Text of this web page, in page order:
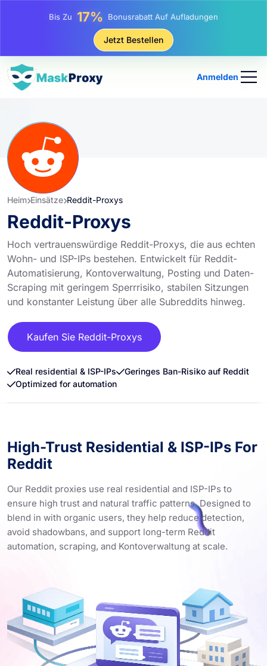
Bis Zu 25% Rabatt Auf Statische IP-Käufe
81% Rabatt Auf Rotierende IP Einkäufe
Jetzt Bestellen
Anmelden
Heim Einsätze Reddit-Proxys
Reddit-Proxys
Hoch vertrauenswürdige Reddit-Proxys, die aus echten
Wohn- und ISP-IPs bestehen. Entwickelt für Reddit-
Automatisierung, Kontoverwaltung, Posting und Daten-
Scraping mit geringem Sperrrisiko, stabilen Sitzungen
und konstanter Leistung über alle Subreddits hinweg.
Kaufen Sie Reddit-Proxys
Real residential & ISP-IPs
Geringes Ban-Risiko auf Reddit
Optimized for automation
High-Trust Residential & ISP-IPs For
Reddit
Our Reddit proxies use real residential and ISP-IPs to
ensure high trust and natural traffic patterns. Designed to
blend in with organic users, they help reduce detection,
avoid shadowbans, and support long-term Reddit
automation, scraping, and Kontoverwaltung at scale.